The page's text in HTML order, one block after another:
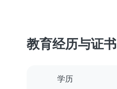
教育经历与证书
学历